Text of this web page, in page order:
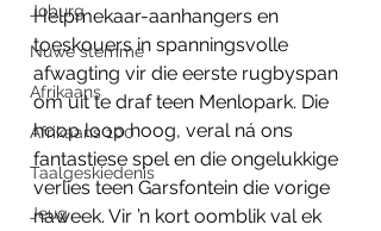
Joburg
Nuwe stemme
Afrikaans
Afrikaans 100
Taalgeskiedenis
Jeug
Helpmekaar-aanhangers en
toeskouers in spanningsvolle
afwagting vir die eerste rugbyspan
om uit te draf teen Menlopark. Die
hoop loop hoog, veral ná ons
fantastiese spel en die ongelukkige
verlies teen Garsfontein die vorige
naweek. Vir ’n kort oomblik val ek